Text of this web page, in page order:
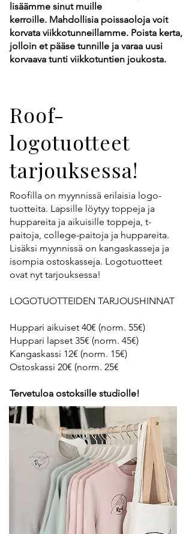
lisäämme sinut muille
kerroille. Mahdollisia poissaoloja voit
korvata viikkotunneillamme. Poista kerta,
jolloin et pääse tunnille ja varaa uusi
korvaava tunti viikkotuntien joukosta.
Roof-
logotuotteet
tarjouksessa!
Roofilla on myynnissä erilaisia logo-
tuotteita. Lapsille löytyy toppeja ja
huppareita ja aikuisille toppeja, t-
paitoja, college-paitoja ja huppareita.
Lisäksi myynnissä on kangaskasseja ja
isompia ostoskasseja. Logotuotteet
ovat nyt tarjouksessa!
LOGOTUOTTEIDEN TARJOUSHINNAT
Huppari aikuiset 40€ (norm. 55€)
Huppari lapset 35€ (norm. 45€)
Kangaskassi 12€ (norm. 15€)
Ostoskassi 20€ (norm. 25€
Tervetuloa ostoksille studiolle!